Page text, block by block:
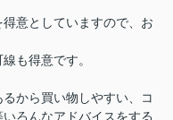
意としていますので、お
も得意です。
から買い物しやすい、コ
ろんなアドバイスをする